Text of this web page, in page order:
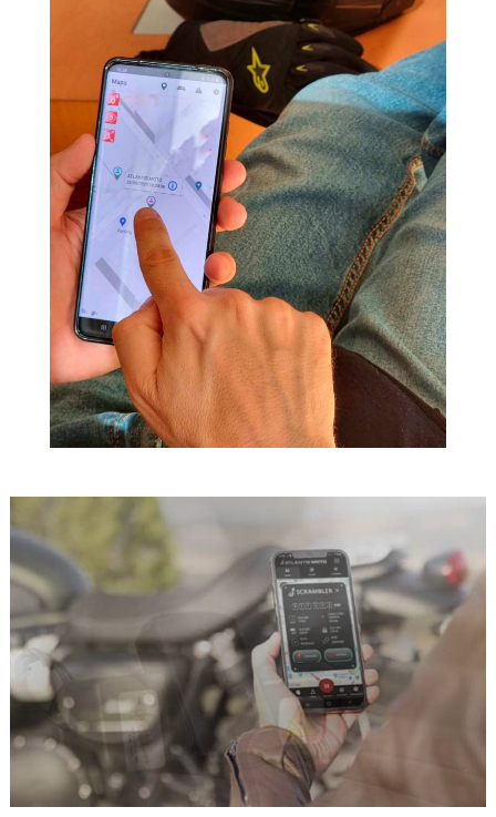
PROTEGGE
COLLEGARE
CONDIVIDERE
PROTEGGE
COLLEGARE
CONDIVIDERE
PROTEGGE
COLLEGARE
CONDIVIDERE